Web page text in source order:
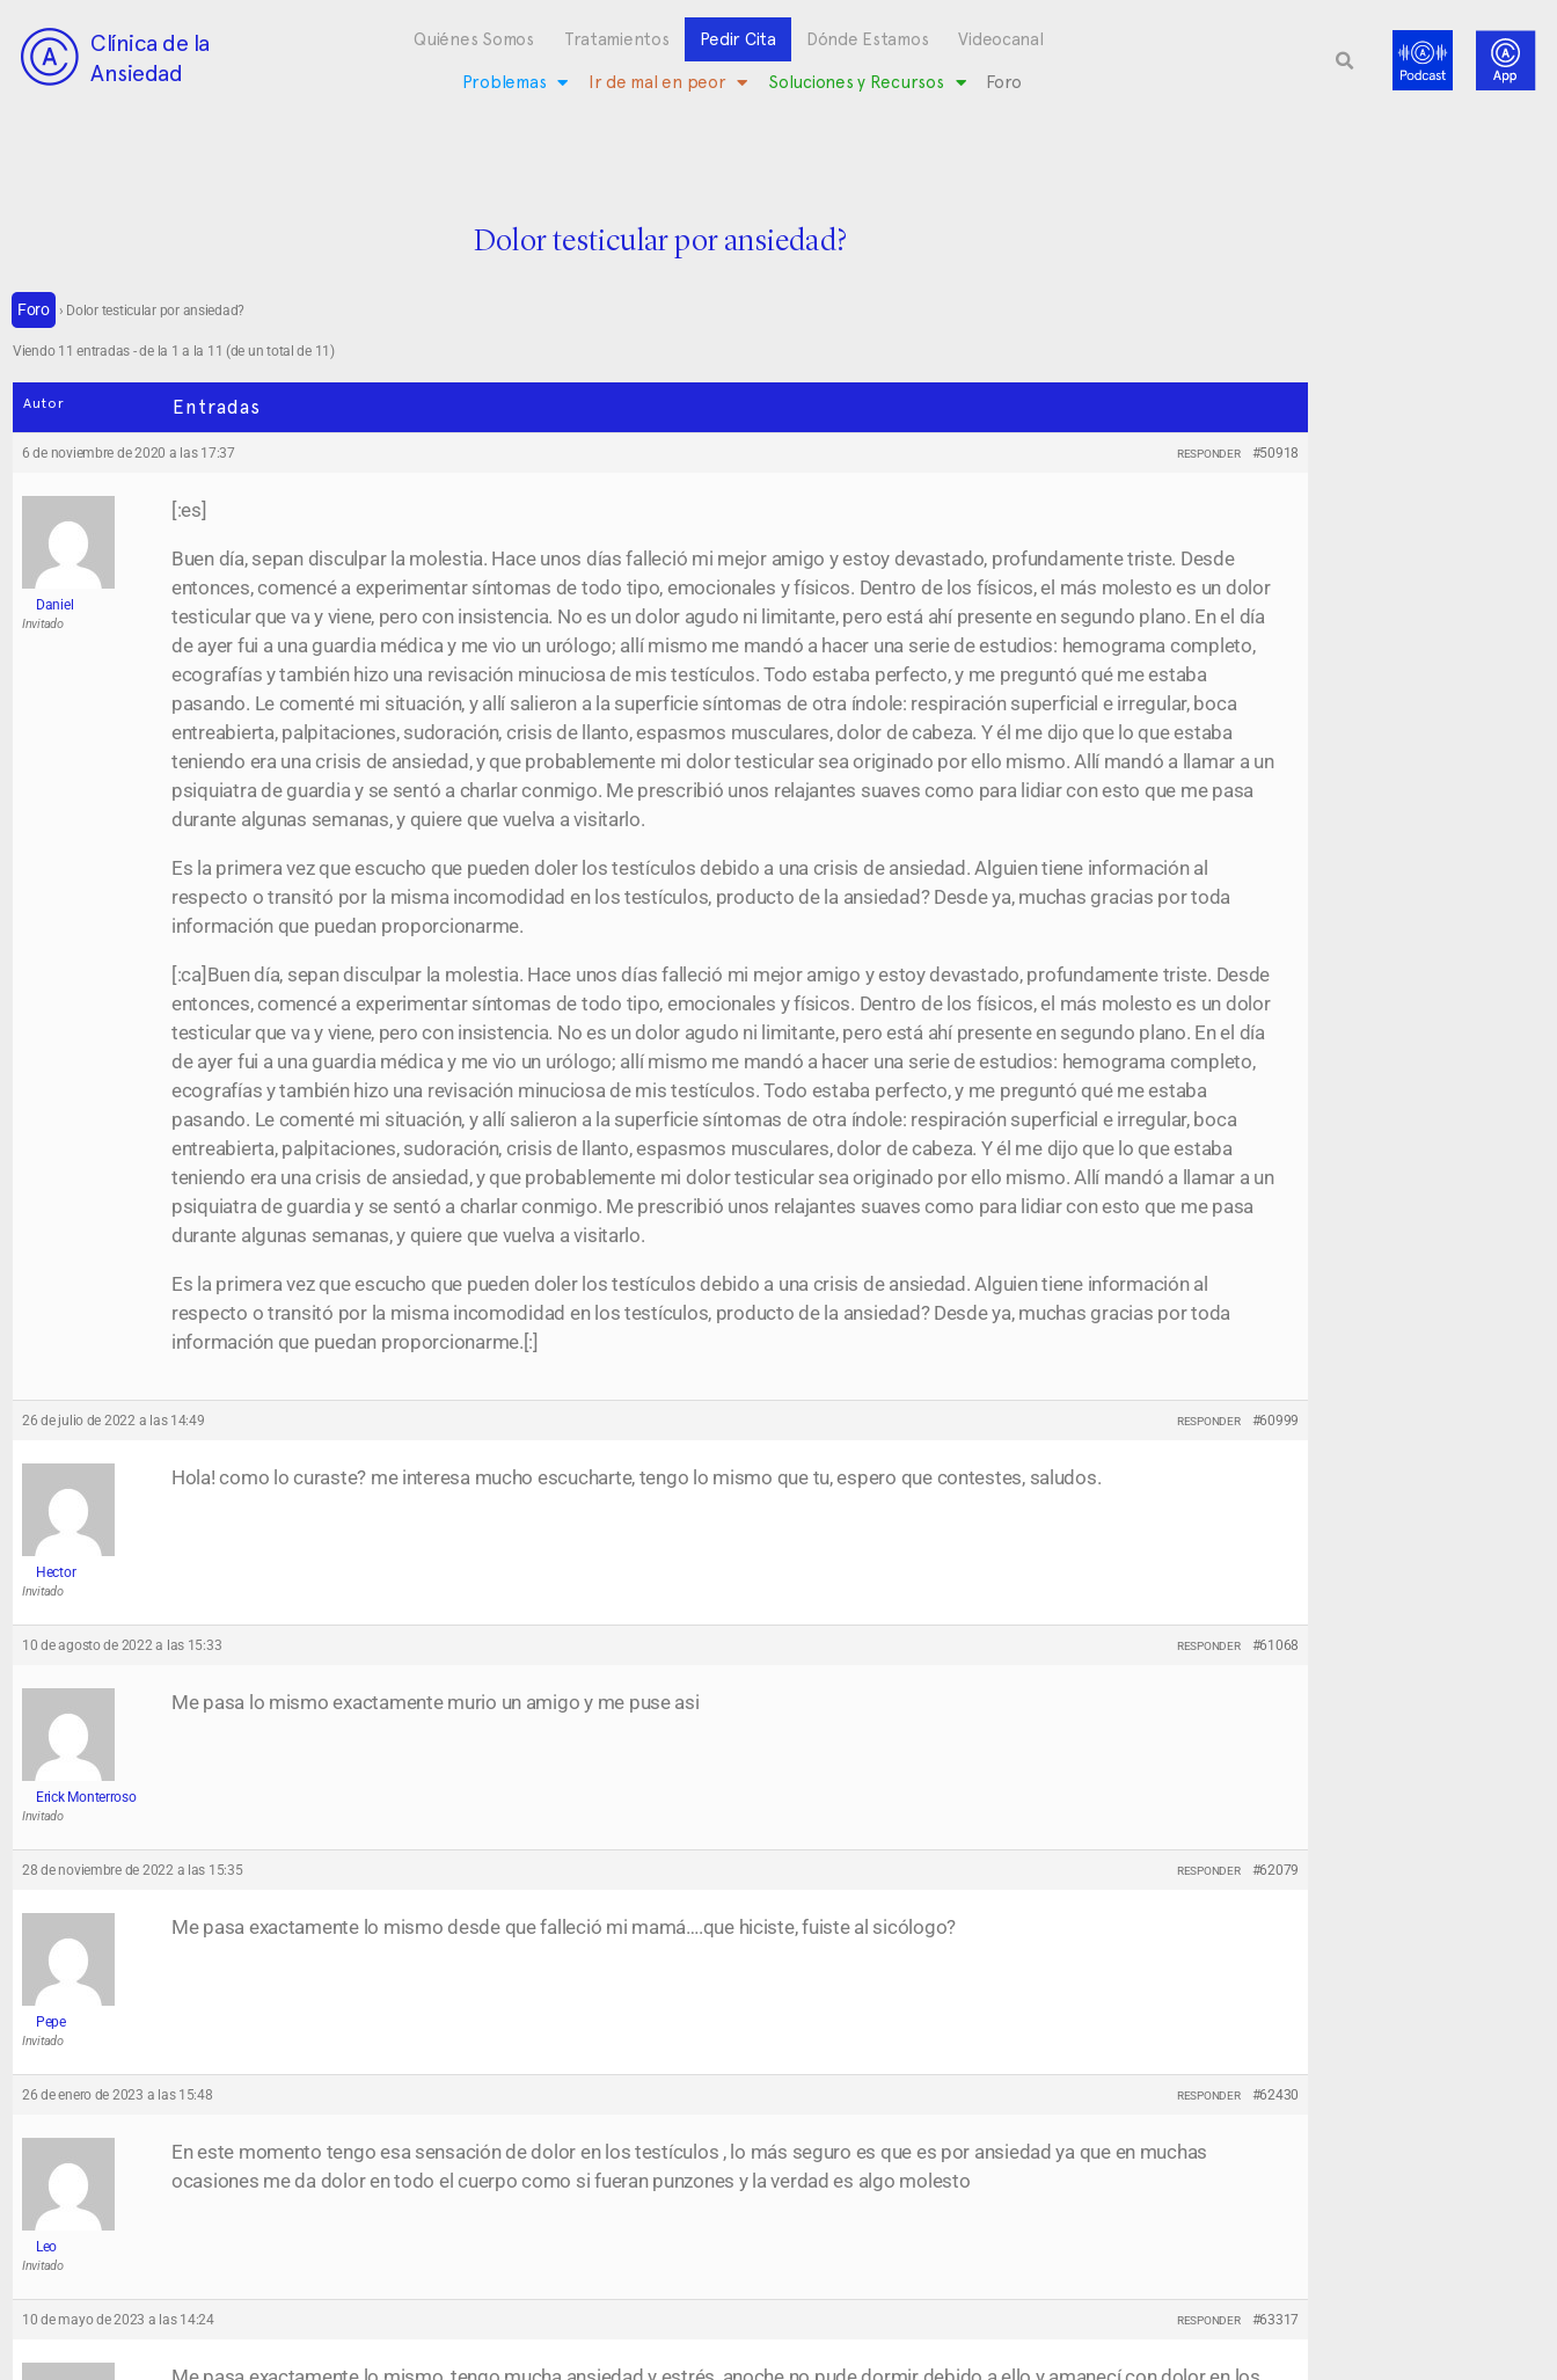
Clínica de la
Ansiedad
Quiénes Somos Tratamientos Pedir Cita Dónde Estamos Videocanal
Problemas Ir de mal en peor Soluciones y Recursos Foro
Dolor testicular por ansiedad?
Foro › Dolor testicular por ansiedad?
Viendo 11 entradas - de la 1 a la 11 (de un total de 11)
Autor Entradas
6 de noviembre de 2020 a las 17:37 #50918
RESPONDER
Daniel
Invitado
[:es]
Buen día, sepan disculpar la molestia. Hace unos días falleció mi mejor amigo y estoy devastado, profundamente triste. Desde
entonces, comencé a experimentar síntomas de todo tipo, emocionales y físicos. Dentro de los físicos, el más molesto es un dolor
testicular que va y viene, pero con insistencia. No es un dolor agudo ni limitante, pero está ahí presente en segundo plano. En el día
de ayer fui a una guardia médica y me vio un urólogo; allí mismo me mandó a hacer una serie de estudios: hemograma completo,
ecografías y también hizo una revisación minuciosa de mis testículos. Todo estaba perfecto, y me preguntó qué me estaba
pasando. Le comenté mi situación, y allí salieron a la superficie síntomas de otra índole: respiración superficial e irregular, boca
entreabierta, palpitaciones, sudoración, crisis de llanto, espasmos musculares, dolor de cabeza. Y él me dijo que lo que estaba
teniendo era una crisis de ansiedad, y que probablemente mi dolor testicular sea originado por ello mismo. Allí mandó a llamar a un
psiquiatra de guardia y se sentó a charlar conmigo. Me prescribió unos relajantes suaves como para lidiar con esto que me pasa
durante algunas semanas, y quiere que vuelva a visitarlo.
Es la primera vez que escucho que pueden doler los testículos debido a una crisis de ansiedad. Alguien tiene información al
respecto o transitó por la misma incomodidad en los testículos, producto de la ansiedad? Desde ya, muchas gracias por toda
información que puedan proporcionarme.
[:ca]Buen día, sepan disculpar la molestia. Hace unos días falleció mi mejor amigo y estoy devastado, profundamente triste. Desde
entonces, comencé a experimentar síntomas de todo tipo, emocionales y físicos. Dentro de los físicos, el más molesto es un dolor
testicular que va y viene, pero con insistencia. No es un dolor agudo ni limitante, pero está ahí presente en segundo plano. En el día
de ayer fui a una guardia médica y me vio un urólogo; allí mismo me mandó a hacer una serie de estudios: hemograma completo,
ecografías y también hizo una revisación minuciosa de mis testículos. Todo estaba perfecto, y me preguntó qué me estaba
pasando. Le comenté mi situación, y allí salieron a la superficie síntomas de otra índole: respiración superficial e irregular, boca
entreabierta, palpitaciones, sudoración, crisis de llanto, espasmos musculares, dolor de cabeza. Y él me dijo que lo que estaba
teniendo era una crisis de ansiedad, y que probablemente mi dolor testicular sea originado por ello mismo. Allí mandó a llamar a un
psiquiatra de guardia y se sentó a charlar conmigo. Me prescribió unos relajantes suaves como para lidiar con esto que me pasa
durante algunas semanas, y quiere que vuelva a visitarlo.
Es la primera vez que escucho que pueden doler los testículos debido a una crisis de ansiedad. Alguien tiene información al
respecto o transitó por la misma incomodidad en los testículos, producto de la ansiedad? Desde ya, muchas gracias por toda
información que puedan proporcionarme.[:]
26 de julio de 2022 a las 14:49 #60999
RESPONDER
Hector
Invitado
Hola! como lo curaste? me interesa mucho escucharte, tengo lo mismo que tu, espero que contestes, saludos.
10 de agosto de 2022 a las 15:33 #61068
RESPONDER
Erick Monterroso
Invitado
Me pasa lo mismo exactamente murio un amigo y me puse asi
28 de noviembre de 2022 a las 15:35 #62079
RESPONDER
Pepe
Invitado
Me pasa exactamente lo mismo desde que falleció mi mamá….que hiciste, fuiste al sicólogo?
26 de enero de 2023 a las 15:48 #62430
RESPONDER
Leo
Invitado
En este momento tengo esa sensación de dolor en los testículos , lo más seguro es que es por ansiedad ya que en muchas
ocasiones me da dolor en todo el cuerpo como si fueran punzones y la verdad es algo molesto
10 de mayo de 2023 a las 14:24 #63317
RESPONDER